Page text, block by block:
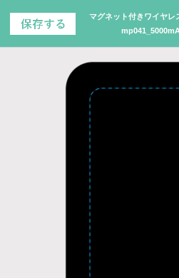
マグネット付きワイヤレ